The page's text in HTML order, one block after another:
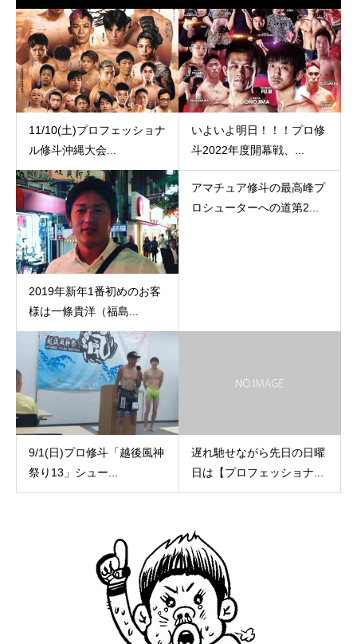
11/10(土)プロフェッショナ
ル修斗沖縄大会...
いよいよ明日！！！プロ修
斗2022年度開幕戦、...
2019年新年1番初めのお客
様は一條貴洋（福島...
アマチュア修斗の最高峰プ
ロシューターへの道第2...
9/1(日)プロ修斗「越後風神
祭り13」シュー...
遅れ馳せながら先日の日曜
日は【プロフェッショナ...